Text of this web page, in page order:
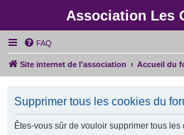
Association Les
FAQ
Site internet de l'association Accueil du
Supprimer tous les cookies du
Êtes-vous sûr de vouloir supprimer tous